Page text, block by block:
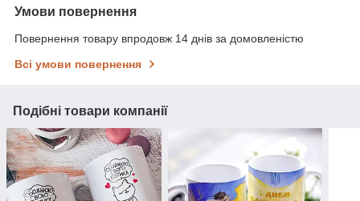
Умови повернення
Повернення товару впродовж 14 днів за домовленістю
Всі умови повернення
Подібні товари компанії